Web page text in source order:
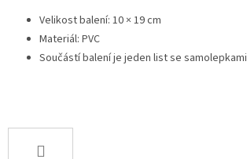
Velikost balení: 10 × 19 cm
Materiál: PVC
Součástí balení je jeden list se samolepkami